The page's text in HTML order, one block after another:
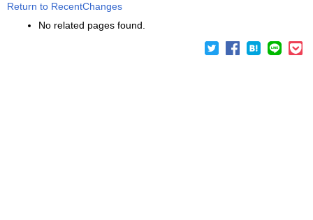
Return to RecentChanges
No related pages found.